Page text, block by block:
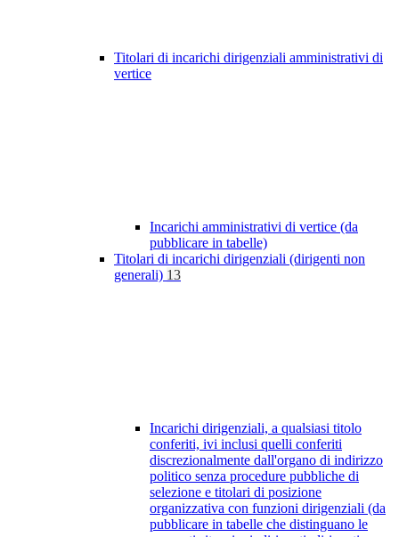
Titolari di incarichi dirigenziali amministrativi di
vertice
Incarichi amministrativi di vertice (da
pubblicare in tabelle)
Titolari di incarichi dirigenziali (dirigenti non
generali) 13
Incarichi dirigenziali, a qualsiasi titolo
conferiti, ivi inclusi quelli conferiti
discrezionalmente dall'organo di indirizzo
politico senza procedure pubbliche di
selezione e titolari di posizione
organizzativa con funzioni dirigenziali (da
pubblicare in tabelle che distinguano le